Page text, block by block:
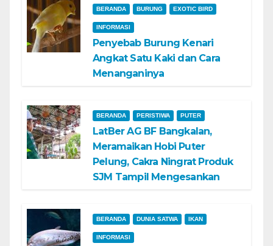
BERANDA BURUNG EXOTIC BIRD
INFORMASI
Penyebab Burung Kenari
Angkat Satu Kaki dan Cara
Menanganinya
BERANDA PERISTIWA PUTER
LatBer AG BF Bangkalan,
Meramaikan Hobi Puter
Pelung, Cakra Ningrat Produk
SJM Tampil Mengesankan
BERANDA DUNIA SATWA IKAN
INFORMASI